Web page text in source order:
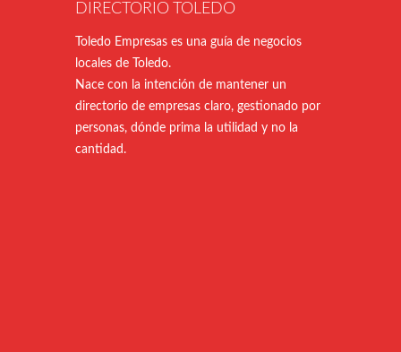
DIRECTORIO TOLEDO
Toledo Empresas es una guía de negocios
locales de Toledo.
Nace con la intención de mantener un
directorio de empresas claro, gestionado por
personas, dónde prima la utilidad y no la
cantidad.